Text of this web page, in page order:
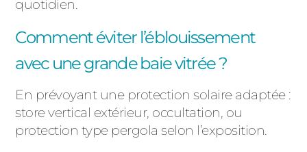
quotidien.
Comment éviter l’éblouissement
avec une grande baie vitrée ?
En prévoyant une protection solaire adaptée :
store vertical extérieur, occultation, ou
protection type pergola selon l’exposition.